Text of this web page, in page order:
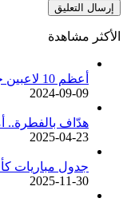
الأكثر مشاهدة
أعظم 10 لاعبين جزائريين في تاريخ كرة القدم
2024-09-09
هدّاف بالفطرة..
2025-04-23
جدول مباريات كأس العرب 2025
2025-11-30